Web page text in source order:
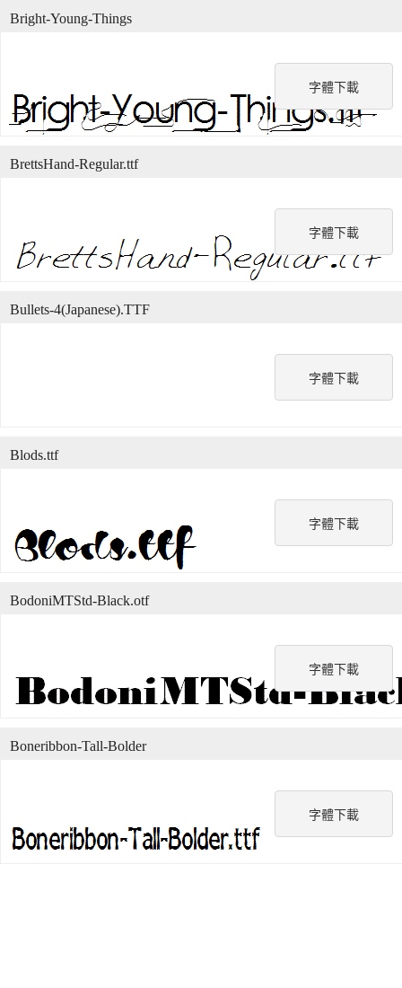
字體下載
Bright-Young-Things
字體下載
BrettsHand-Regular.ttf
字體下載
Bullets-4(Japanese).TTF
字體下載
Blods.ttf
字體下載
BodoniMTStd-Black.otf
字體下載
Boneribbon-Tall-Bolder